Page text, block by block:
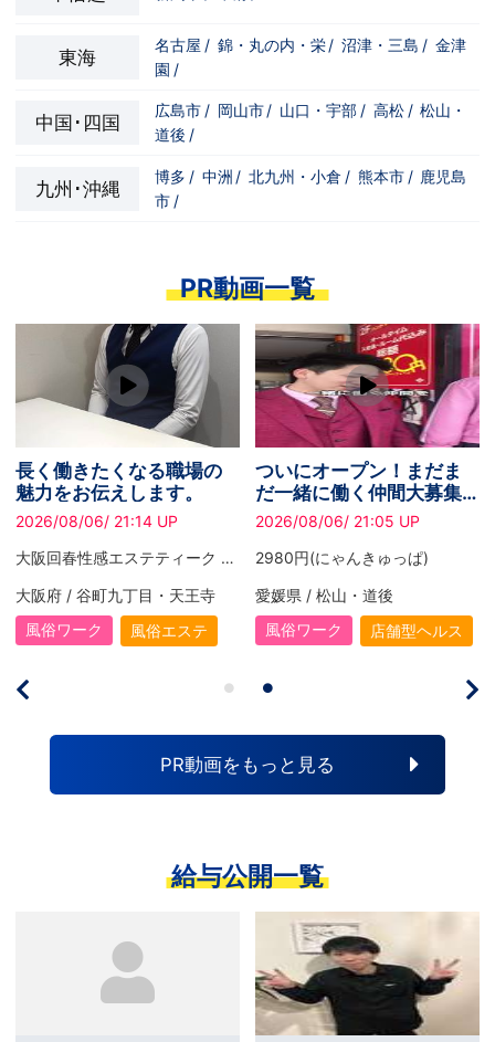
東海
名古屋 / 錦・丸の内・栄 / 沼津・三島 / 金津
園 /
中国･四国
広島市 / 岡山市 / 山口・宇部 / 高松 / 松山・
道後 /
九州･沖縄
博多 / 中洲 / 北九州・小倉 / 熊本市 / 鹿児島
市 /
PR動画一覧
プン！まだま
く仲間大募集
21:05 UP
んきゅっぱ)
・道後
店舗型ヘルス
25年以上続く安心の実績
で、安定してしっかり稼
げるスピードグループで
2026/08/06/ 21:39 UP
スピード梅田【スピードグループ】
大阪府 / 梅田
風俗ワーク
ホテヘル
成果を正
場です。
2026/08/
エコ天王寺
風俗ワーク
PR動画をもっと見る
給与公開一覧